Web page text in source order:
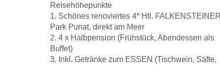
Reisehöhepunkte
1. Schönes renoviertes 4* Htl. FALKENSTEINER
Park Punat, direkt am Meer
2. 4 x Halbpension (Frühstück, Abendessen als
Buffet)
3. Inkl. Getränke zum ESSEN (Tischwein, Säfte,